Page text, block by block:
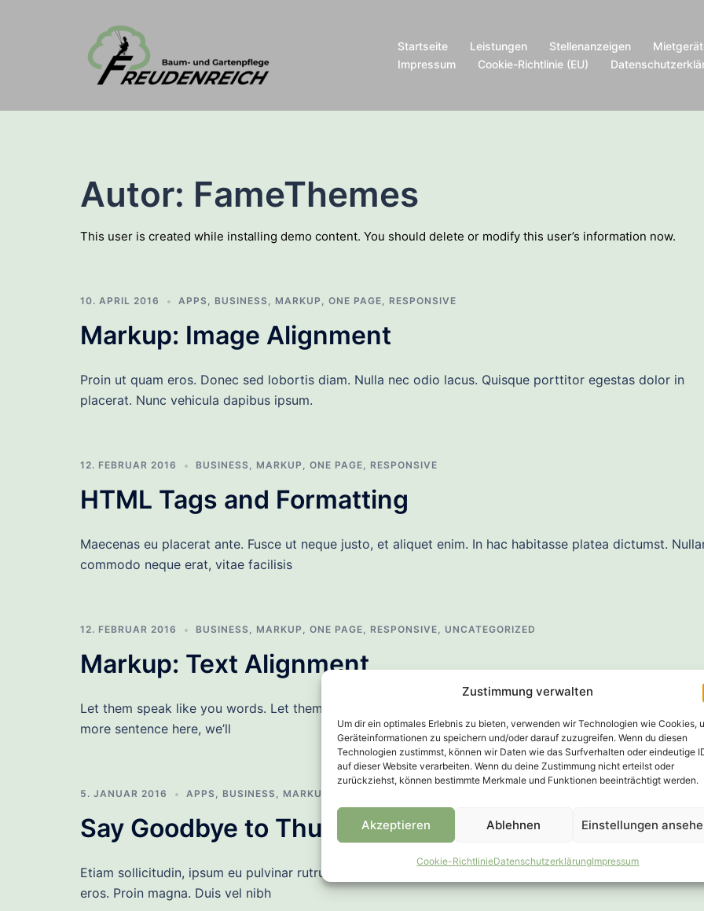
Zustimmung verwalten
Um dir ein optimales Erlebnis zu bieten, verwenden wir Technologien wie Cookies,
Geräteinformationen zu speichern und/oder darauf zuzugreifen. Wenn du diesen
Technologien zustimmst, können wir Daten wie das Surfverhalten oder eindeutige
auf dieser Website verarbeiten. Wenn du deine Zustimmung nicht erteilst oder
zurückziehst, können bestimmte Merkmale und Funktionen beeinträchtigt werden.
Akzeptieren Ablehnen Einstellungen
Cookie-RichtlinieDatenschutzerklärungImpressum
Startseite Leistungen Stellenanzeigen
Impressum
Cookie-Richtlinie (EU)
Autor: FameThemes
This user is created while installing demo content. You should delete or modify this user’s information now.
10. APRIL 2016 APPS , BUSINESS , MARKUP , ONE PAGE, RESPONSIVE
Markup: Image Alignment
Proin ut quam eros. Donec sed lobortis diam. Nulla nec odio lacus. Quisque porttitor egestas dolor in
placerat. Nunc vehicula dapibus ipsum.
12. FEBRUAR 2016 BUSINESS , MARKUP , ONE PAGE, RESPONSIVE
HTML Tags and Formatting
Maecenas eu placerat ante. Fusce ut neque justo, et aliquet enim. In hac habitasse platea dictumst.
commodo neque erat, vitae facilisis
12. FEBRUAR 2016 BUSINESS , MARKUP , ONE PAGE, RESPONSIVE, UNCATEGORIZED
Markup: Text Alignment
Let them speak like you words. Let them do their jobs without any hassle from the text. In about one
more sentence here, we’ll
5. JANUAR 2016 APPS , BUSINESS , MARKUP
Say Goodbye to Thunder & Hello to Screenr
Etiam sollicitudin, ipsum eu pulvinar rutrum, tellus ipsum laoreet sapien, quis venenatis ante odio sit
eros. Proin magna. Duis vel nibh